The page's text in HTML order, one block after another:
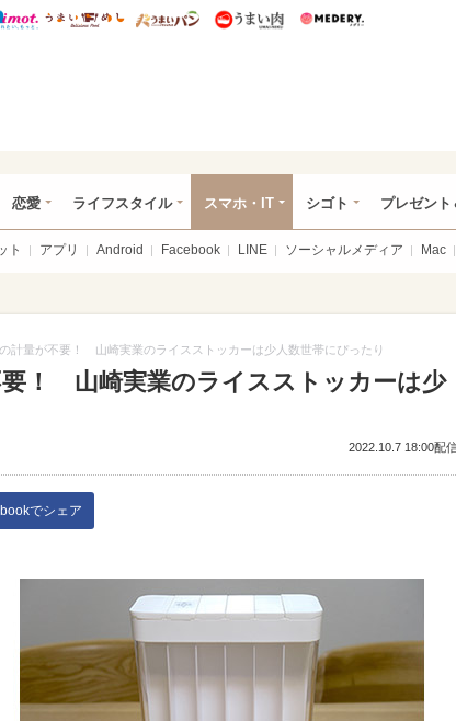
ぴあ総研 ディズニー特集
mimot. うまいめし うまいパン うまい肉
恋愛 ライフスタイル スマホ・IT シゴト プレゼン
ト アプリ Android Facebook LINE ソーシャルメディア Mac
計量が不要！ 山崎実業のライスストッカーは少人数世帯にぴったり
！ 山崎実業のライスストッカーは少
2022.10.7 18:00配
でシェア